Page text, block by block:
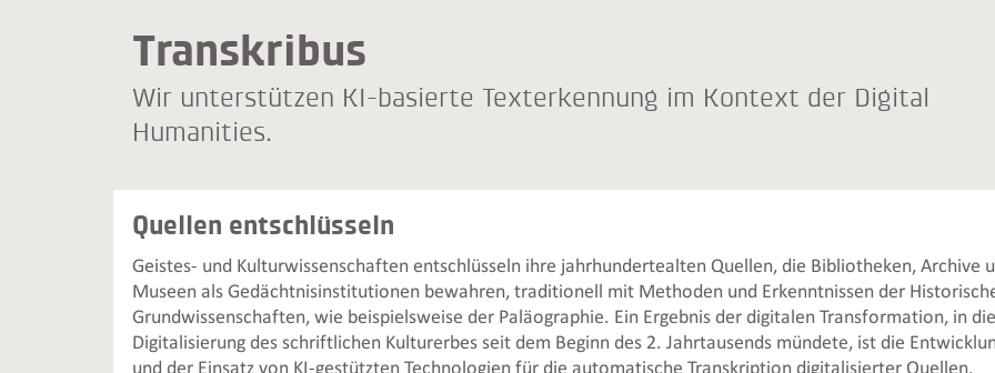
Transkribus
Wir unterstützen KI-basierte Texterkennung im Kontext der Digital
Humanities.
Quellen entschlüsseln
Geistes- und Kulturwissenschaften entschlüsseln ihre jahrhundertealten Quellen, die Bibliotheken, Archive
Museen als Gedächtnisinstitutionen bewahren, traditionell mit Methoden und Erkenntnissen der
Grundwissenschaften, wie beispielsweise der Paläographie. Ein Ergebnis der digitalen Transformation, in
Digitalisierung des schriftlichen Kulturerbes seit dem Beginn des 2. Jahrtausends mündete, ist die
und der Einsatz von KI-gestützten Technologien für die automatische Transkription digitalisierter Quellen.